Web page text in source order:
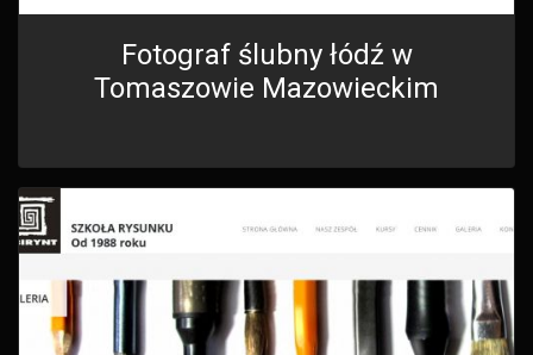
Fotograf ślubny łódź w
Tomaszowie Mazowieckim